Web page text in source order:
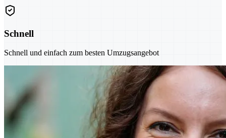
Schnell
Schnell und einfach zum besten Umzugsangebot